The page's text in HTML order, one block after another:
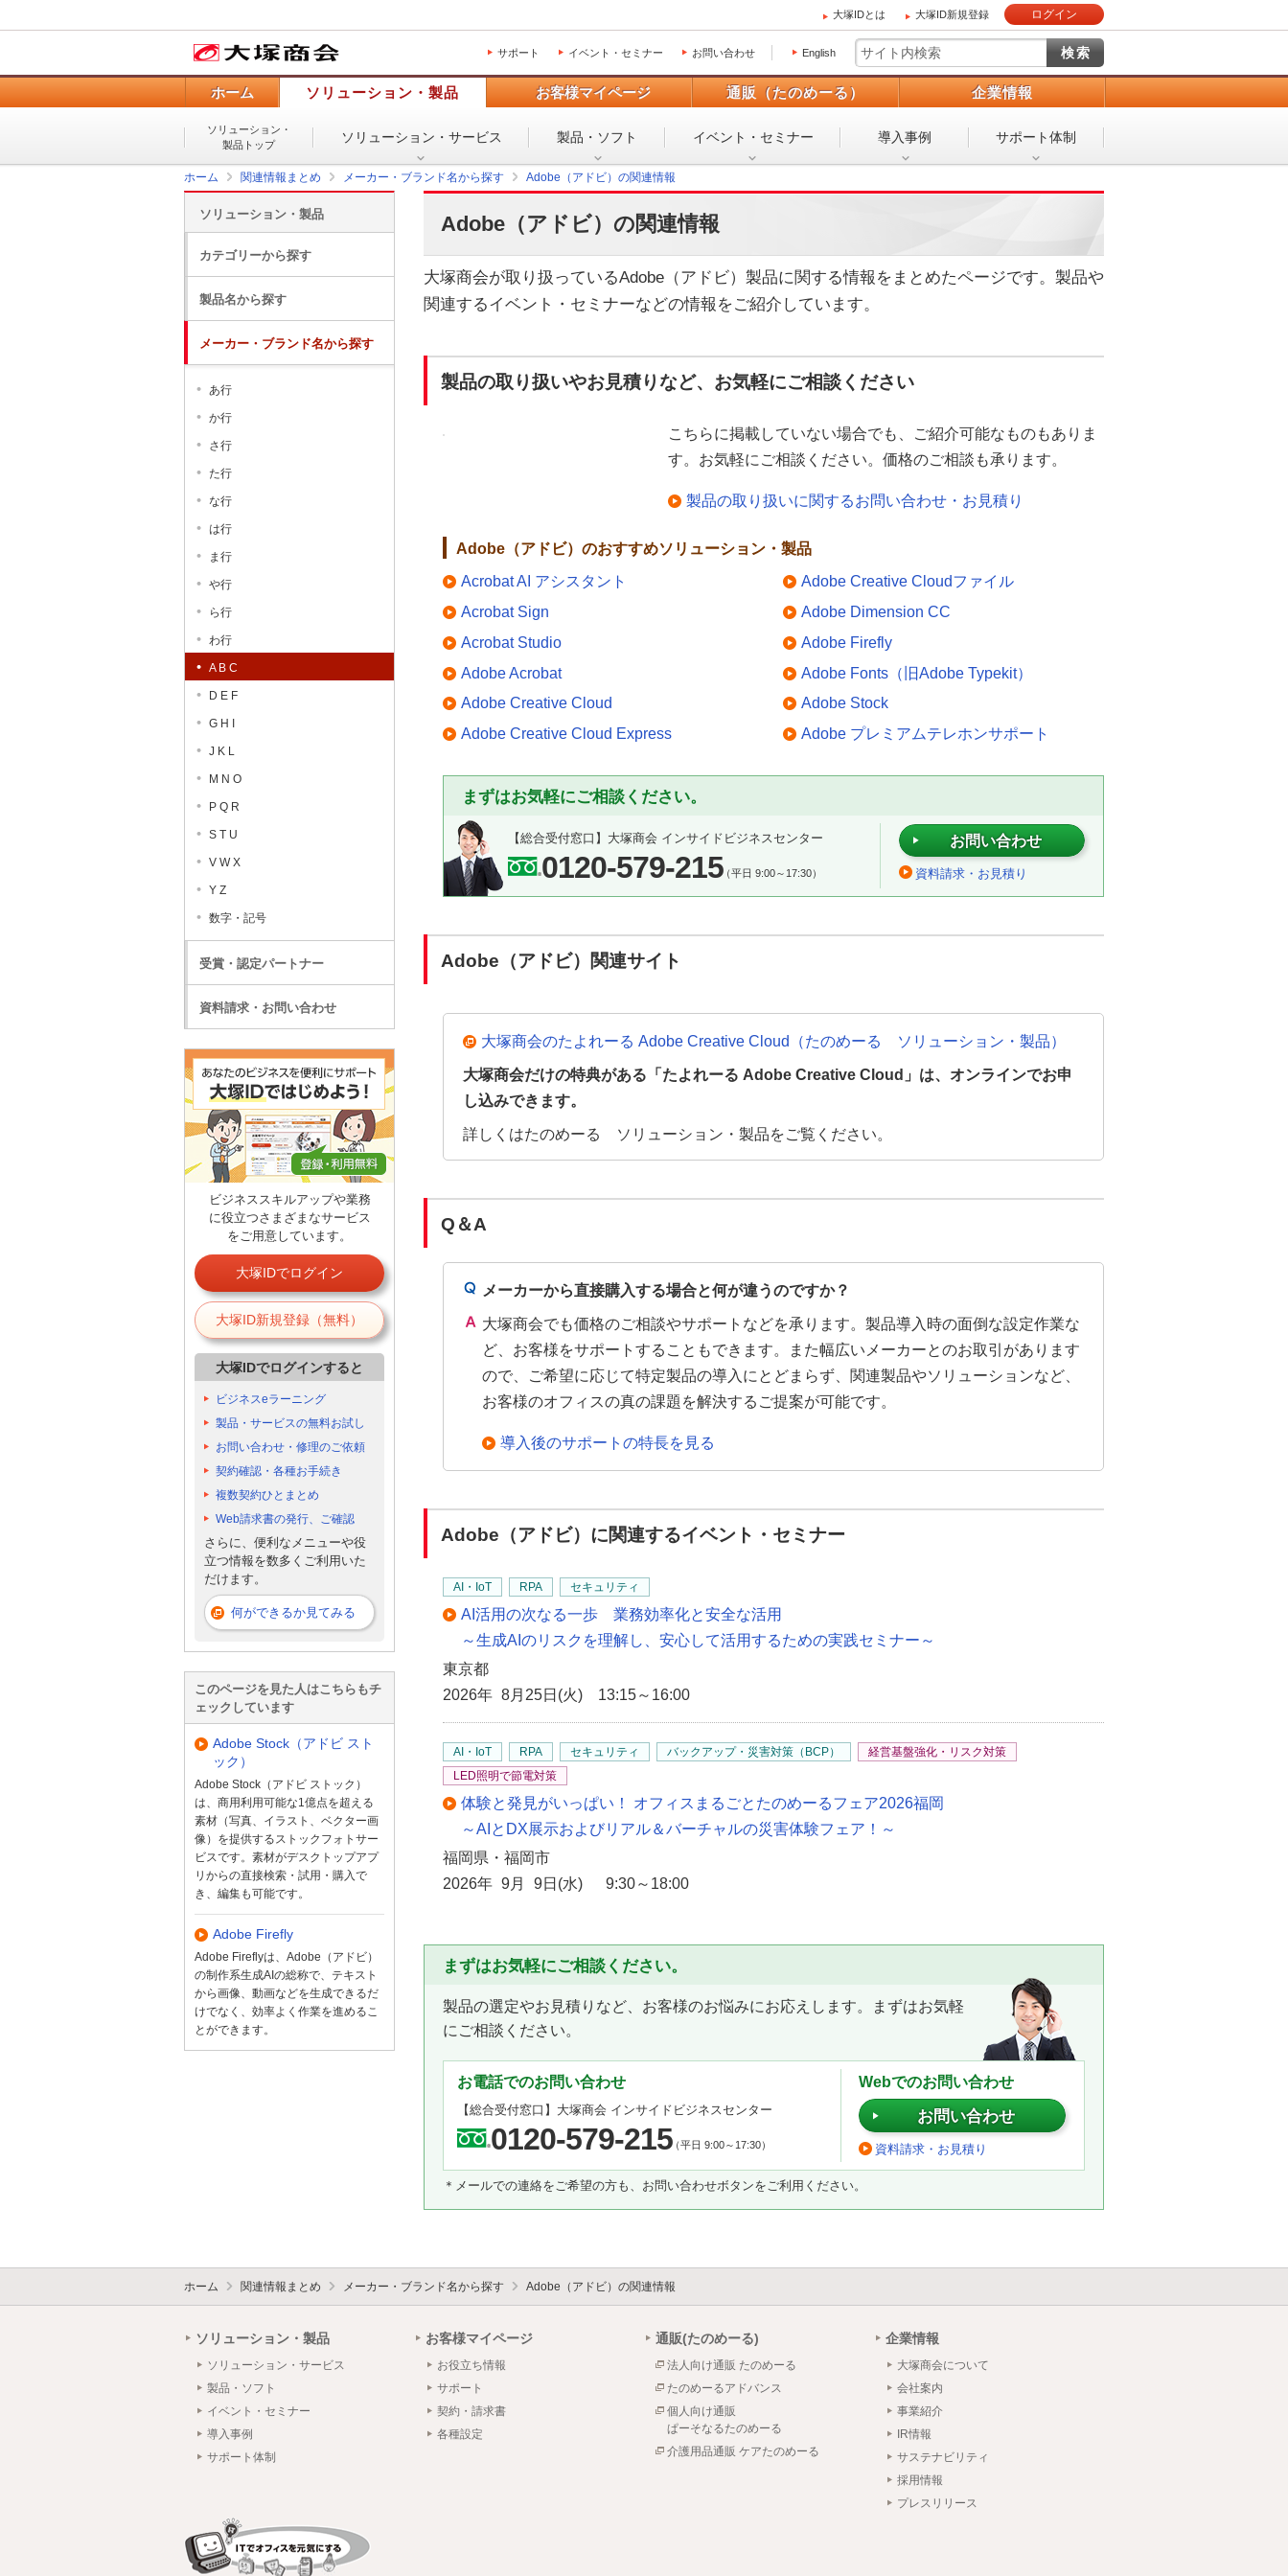
大塚IDとは 大塚ID新規登録 ログイン
サポート イベント・セミナー お問い合わせ English
ホーム ソリューション・製品 お客様マイページ 通販（たのめーる） 企業情報
ソリューション・
製品トップ
ソリューション・ サービス 製品・ソフト イベント・ セミナー 導入事例 サポート体制
ホーム 関連情報まとめ メーカー・ブランド名から探す Adobe（アドビ）の関連情報
Adobe（アドビ）の関連情報
大塚商会が取り扱っているAdobe（アドビ）製品に関する情報をまとめたページです。製品や
関連するイベント・セミナーなどの情報をご紹介しています。
製品の取り扱いやお見積りなど、お気軽にご相談ください
こちらに掲載していない場合でも、ご紹介可能なものもありま
す。お気軽にご相談ください。価格のご相談も承ります。
製品の取り扱いに関するお問い合わせ・お見積り
Adobe（アドビ）のおすすめソリューション・製品
Acrobat AI アシスタント
Acrobat Sign
Acrobat Studio
Adobe Acrobat
Adobe Creative Cloud
Adobe Creative Cloud Express
Adobe Creative Cloudファイル
Adobe Dimension CC
Adobe Firefly
Adobe Fonts（旧Adobe Typekit）
Adobe Stock
Adobe プレミアムテレホンサポート
まずはお気軽にご相談ください。
【総合受付窓口】 大塚商会 インサイドビジネスセンター
0120-579-215（平日 9:00～17:30）
お問い合わせ
資料請求・お見積り
Adobe（アドビ）関連サイト
大塚商会のたよれーる Adobe Creative Cloud（たのめーる ソリューション・製品）
大塚商会だけの特典がある「たよれーる Adobe Creative Cloud」は、オンラインでお申
し込みできます。
詳しくはたのめーる ソリューション・製品をご覧ください。
Q＆A
メーカーから直接購入する場合と何が違うのですか？
大塚商会でも価格のご相談やサポートなどを承ります。製品導入時の面倒な設定作業な
ど、お客様をサポートすることもできます。また幅広いメーカーとのお取引があります
ので、ご希望に応じて特定製品の導入にとどまらず、関連製品やソリューションなど、
お客様のオフィスの真の課題を解決するご提案が可能です。
導入後のサポートの特長を見る
Adobe（アドビ）に関連するイベント・セミナー
AI・IoT RPA セキュリティ
AI活用の次なる一歩 業務効率化と安全な活用
～生成AIのリスクを理解し、安心して活用するための実践セミナー～
東京都
2026年 8月25日(火) 13:15～16:00
AI・IoT RPA セキュリティ バックアップ・災害対策（BCP）
経営基盤強化・リスク対策
LED照明で節電対策
体験と発見がいっぱい！ オフィスまるごとたのめーるフェア2026福岡
～AIとDX展示およびリアル＆バーチャルの災害体験フェア！～
福岡県・福岡市
2026年 9月 9日(水) 9:30～18:00
まずはお気軽にご相談ください。
製品の選定やお見積りなど、お客様のお悩みにお応えします。まずはお気軽
にご相談ください。
お電話でのお問い合わせ
【総合受付窓口】 大塚商会 インサイドビジネスセンター
0120-579-215（平日 9:00～17:30）
Webでのお問い合わせ
お問い合わせ
資料請求・お見積り
＊メールでの連絡をご希望の方も、お問い合わせボタンをご利用ください。
ソリューション・製品
カテゴリーから探す
製品名から探す
メーカー・ブランド名から探す
あ行
か行
さ行
た行
な行
は行
ま行
や行
ら行
わ行
A B C
D E F
G H I
J K L
M N O
P Q R
S T U
V W X
Y Z
数字・記号
受賞・認定パートナー
資料請求・お問い合わせ
ビジネススキルアップや業務
に役立つさまざまなサービス
をご用意しています。
大塚IDでログイン
大塚ID新規登録（無料）
大塚IDでログインすると
ビジネスeラーニング
製品・サービスの無料お試し
お問い合わせ・修理のご依頼
契約確認・各種お手続き
複数契約ひとまとめ
Web請求書の発行、ご確認
さらに、便利なメニューや役
立つ情報を数多くご利用いた
だけます。
何ができるか見てみる
このページを見た人はこちらもチ
ェックしています
Adobe Stock（アドビ スト
ック）
Adobe Stock（アドビ ストック）
は、商用利用可能な1億点を超える
素材（写真、イラスト、ベクター画
像）を提供するストックフォトサー
ビスです。素材がデスクトップアプ
リからの直接検索・試用・購入で
き、編集も可能です。
Adobe Firefly
Adobe Fireflyは、Adobe（アドビ）
の制作系生成AIの総称で、テキスト
から画像、動画などを生成できるだ
けでなく、効率よく作業を進めるこ
とができます。
ホーム 関連情報まとめ メーカー・ブランド名から探す Adobe（アドビ）の関連情報
ソリューション・製品
ソリューション・サービス
製品・ソフト
イベント・セミナー
導入事例
サポート体制
お客様マイページ
お役立ち情報
サポート
契約・請求書
各種設定
通販(たのめーる)
法人向け通販 たのめーる
たのめーるアドバンス
個人向け通販
ぱーそなるたのめーる
介護用品通販 ケアたのめーる
企業情報
大塚商会について
会社案内
事業紹介
IR情報
サステナビリティ
採用情報
プレスリリース